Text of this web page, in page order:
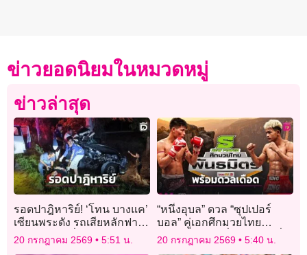
ข่าวยอดนิยมในหมวดหมู่
ข่าวล่าสุด
รอดปาฎิหาริย์! ‘โทน บางแค’
เซียนพระดัง รถเสียหลักฟาด
ต้นไม้พลิกคว่ำพังยับ
20 กรกฎาคม 2569 5:51 น.
“หนึ่งอุบล” ดวล “ซุปเปอร์
บอล” คู่เอกศึกมวยไทย
พันธมิตร ทรูวิชั่นส์ ยิงสด ค่ำ
วันจันทร์นี้!
20 กรกฎาคม 2569 5:40 น.